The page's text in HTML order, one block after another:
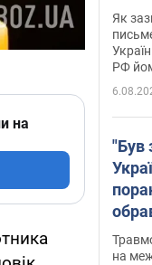
на
Як
РФ
"Був
Фото
на